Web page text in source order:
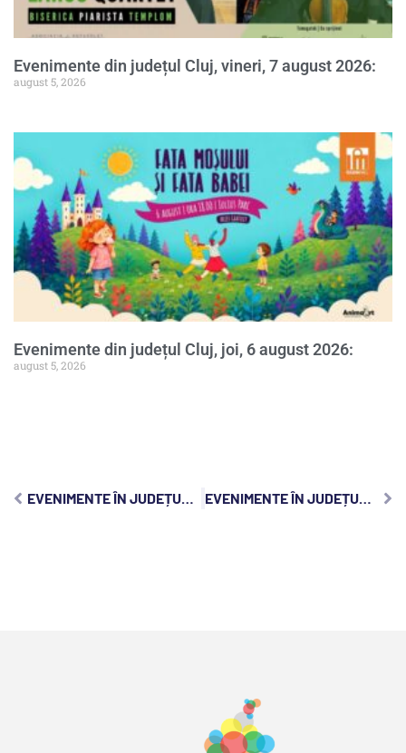
Evenimente din județul Cluj, vineri, 7 august 2026:
august 5, 2026
Evenimente din județul Cluj, joi, 6 august 2026:
august 5, 2026
EVENIMENTE ÎN JUDEȚUL CLUJ, MIERCURI, 26 IANUARIE 2022 EVENIMENTE ÎN JUDEȚUL CLUJ, VINERI, 28 IANUARIE 2022